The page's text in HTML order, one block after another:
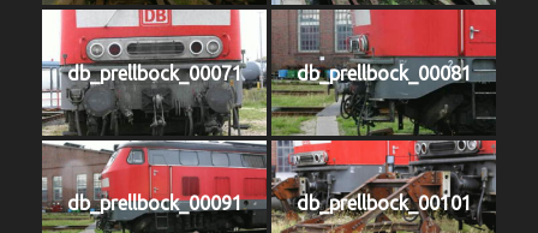
db_prellbock_00071 db_prellbock_00081
db_prellbock_00091 db_prellbock_00101